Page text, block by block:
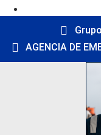
AGENCIA DE